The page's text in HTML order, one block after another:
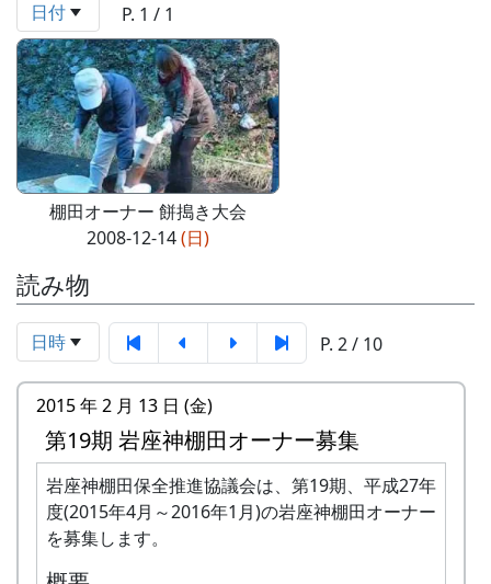
日付 P. 1 / 1
棚田オーナー 餅搗き大会
2008-12-14(日)
読み物
日時 P. 2 / 10
2015 年 2 月 13 日 (金)
第19期 岩座神棚田オーナー募集
岩座神棚田保全推進協議会は、第19期、平成27年
度(2015年4月～2016年1月)の岩座神棚田オーナー
を募集します。